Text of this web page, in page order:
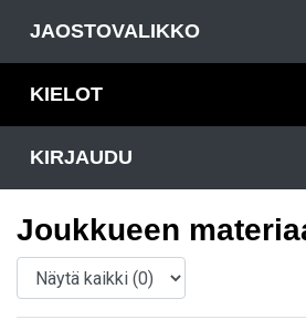
JAOSTOVALIKKO
KIELOT
KIRJAUDU
Joukkueen